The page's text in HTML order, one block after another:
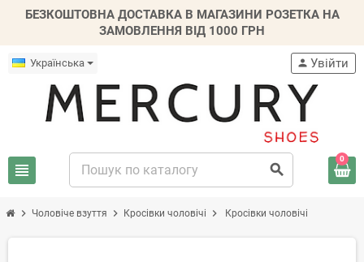
БЕЗКОШТОВНА ДОСТАВКА В МАГАЗИНИ РОЗЕТКА НА
ЗАМОВЛЕННЯ ВІД 1000 ГРН
Українська
view_headline search
person Увійти
0
chevron_right Чоловіче взуття chevron_right Кросівки чоловічі chevron_right Кросівки чоловічі